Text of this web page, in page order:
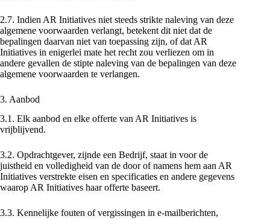
2.7. Indien AR Initiatives niet steeds strikte naleving van deze
algemene voorwaarden verlangt, betekent dit niet dat de
bepalingen daarvan niet van toepassing zijn, of dat AR
Initiatives in enigerlei mate het recht zou verliezen om in
andere gevallen de stipte naleving van de bepalingen van deze
algemene voorwaarden te verlangen.
3. Aanbod
3.1. Elk aanbod en elke offerte van AR Initiatives is
vrijblijvend.
3.2. Opdrachtgever, zijnde een Bedrijf, staat in voor de
juistheid en volledigheid van de door of namens hem aan AR
Initiatives verstrekte eisen en specificaties en andere gegevens
waarop AR Initiatives haar offerte baseert.
3.3. Kennelijke fouten of vergissingen in e-mailberichten,